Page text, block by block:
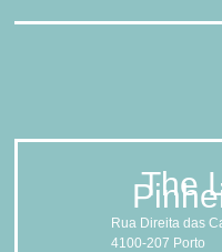
The
Rua Direita das
4100-207 Porto